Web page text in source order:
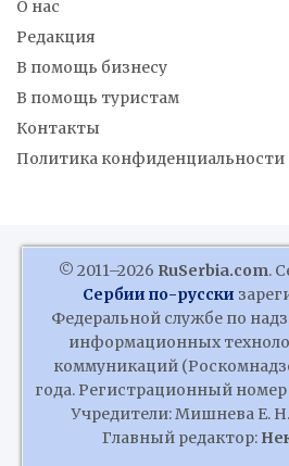
О нас
Редакция
В помощь бизнесу
В помощь туристам
Контакты
Политика конфиденциальности
© 2011–2026 RuSerbia.com.
Сербии по-русски
Федеральной службе по
информационных
коммуникаций
года. Регистрационный
Учредители: Мишнева Е.
Главный редактор: